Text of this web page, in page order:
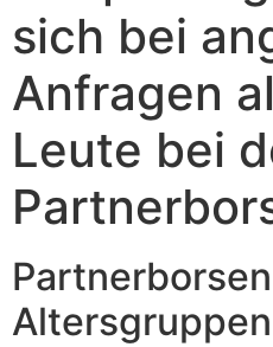
sich bei
Anfragen
Leute bei
Altersgruppen